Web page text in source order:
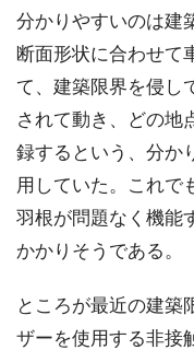
分かりやすいのは建
断面形状に合わせて
て、建築限界を侵し
されて動き、どの地
録するという、分か
用していた。これで
羽根が問題なく機能
かかりそうである。
ところが最近の建築
ザーを使用する非接